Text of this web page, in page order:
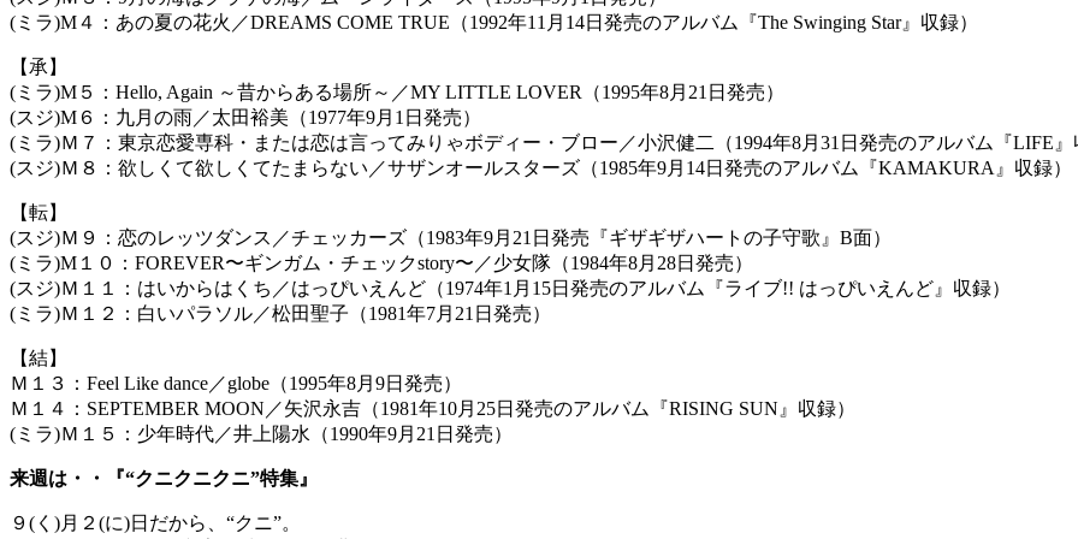
(ミラ)M４：あの夏の花火／DREAMS COME TRUE（1992年11月14日発売のアルバム『The Swinging Star』収録）
【承】
(ミラ)M５：Hello, Again ～昔からある場所～／MY LITTLE LOVER（1995年8月21日発売）
(スジ)M６：九月の雨／太田裕美（1977年9月1日発売）
(ミラ)Ｍ７：東京恋愛専科・または恋は言ってみりゃボディー・ブロー／小沢健二（1994年8月31日発売のアルバム『LIFE』
(スジ)Ｍ８：欲しくて欲しくてたまらない／サザンオールスターズ（1985年9月14日発売のアルバム『KAMAKURA』収録）
【転】
(スジ)Ｍ９：恋のレッツダンス／チェッカーズ（1983年9月21日発売『ギザギザハートの子守歌』B面）
(ミラ)M１０：FOREVER〜ギンガム・チェックstory〜／少女隊（1984年8月28日発売）
(スジ)Ｍ１１：はいからはくち／はっぴいえんど（1974年1月15日発売のアルバム『ライブ!! はっぴいえんど』収録）
(ミラ)Ｍ１２：白いパラソル／松田聖子（1981年7月21日発売）
【結】
Ｍ１３：Feel Like dance／globe（1995年8月9日発売）
Ｍ１４：SEPTEMBER MOON／矢沢永吉（1981年10月25日発売のアルバム『RISING SUN』収録）
(ミラ)Ｍ１５：少年時代／井上陽水（1990年9月21日発売）
来週は・・『“クニクニクニ”特集』
９(く)月２(に)日だから、“クニ”。